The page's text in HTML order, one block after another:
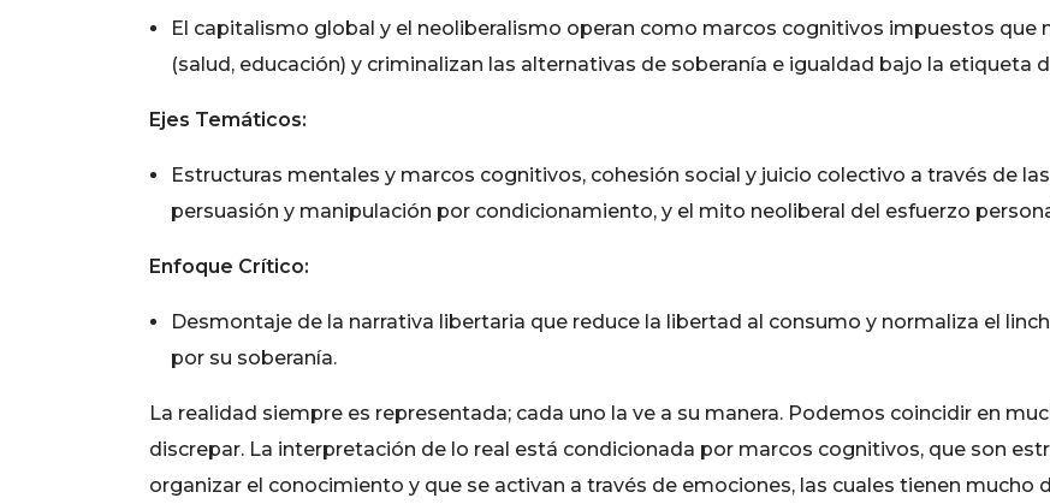
El capitalismo global y el neoliberalismo operan como marcos cognitivos impuestos que
(salud, educación) y criminalizan las alternativas de soberanía e igualdad bajo la etiqueta
Ejes Temáticos:
Estructuras mentales y marcos cognitivos, cohesión social y juicio colectivo a través de
persuasión y manipulación por condicionamiento, y el mito neoliberal del esfuerzo
Enfoque Crítico:
Desmontaje de la narrativa libertaria que reduce la libertad al consumo y normaliza el
por su soberanía.
La realidad siempre es representada; cada uno la ve a su manera. Podemos coincidir en
discrepar. La interpretación de lo real está condicionada por marcos cognitivos, que son
organizar el conocimiento y que se activan a través de emociones, las cuales tienen mucho